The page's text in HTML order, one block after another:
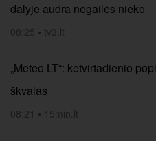
dalyje audra negailės nieko
08:25 • tv3.lt
„Meteo LT“: ketvirtadienio
škvalas
08:21 • 15min.lt